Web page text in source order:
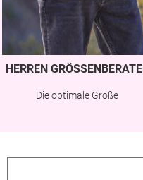
HERREN GRÖSSENBERATER
Die optimale Größe